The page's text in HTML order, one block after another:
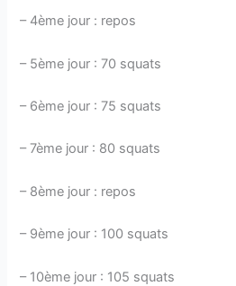
– 4ème jour : repos
– 5ème jour : 70 squats
– 6ème jour : 75 squats
– 7ème jour : 80 squats
– 8ème jour : repos
– 9ème jour : 100 squats
– 10ème jour : 105 squats